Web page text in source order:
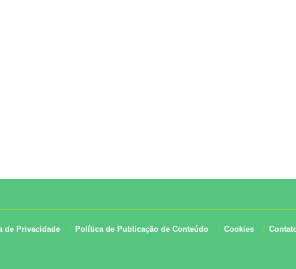
de Privacidade Política de Publicação de Conteúdo Cookies